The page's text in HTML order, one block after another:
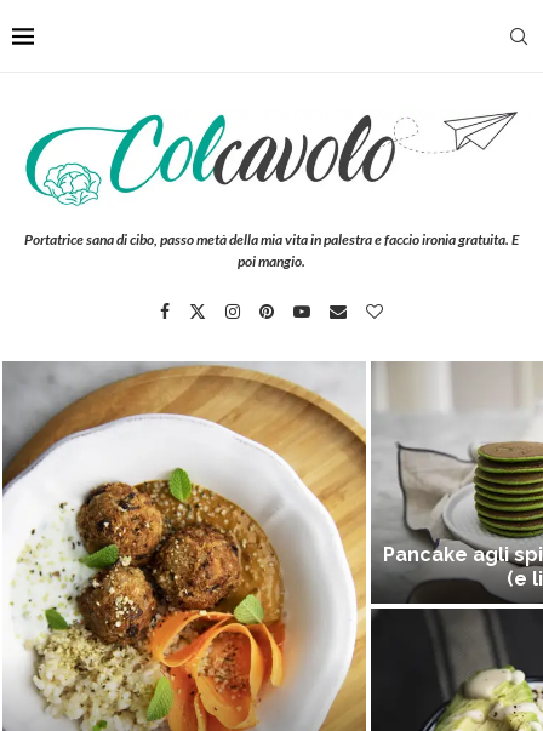
Portatrice sana di cibo, passo metà della mia vita in palestra e faccio ironia gratuita. E
poi mangio.
Pancake agli
(e